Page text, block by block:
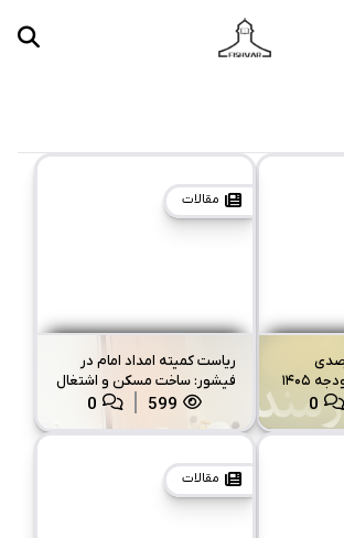
تصاویر
۲۰ درصدی
۱۴۰۵
0
مقالات
ریاست کمیته امداد امام در
فیشور: ساخت مسکن و اشتغال
از اولویتهای این کمیته می
باشد.
599
0
مقالات